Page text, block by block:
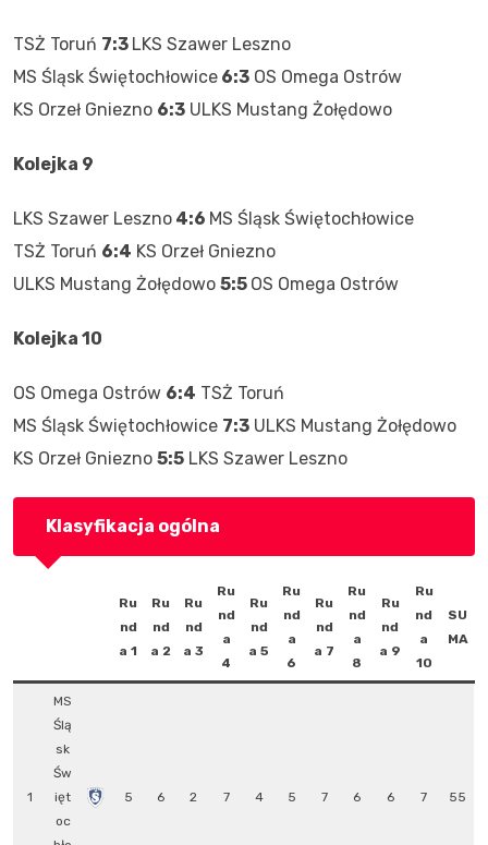
TSŻ Toruń 7:3 LKS Szawer Leszno
MS Śląsk Świętochłowice 6:3 OS Omega Ostrów
KS Orzeł Gniezno 6:3 ULKS Mustang Żołędowo
Kolejka 9
LKS Szawer Leszno 4:6 MS Śląsk Świętochłowice
TSŻ Toruń 6:4 KS Orzeł Gniezno
ULKS Mustang Żołędowo 5:5 OS Omega Ostrów
Kolejka 10
OS Omega Ostrów 6:4 TSŻ Toruń
MS Śląsk Świętochłowice 7:3 ULKS Mustang Żołędowo
KS Orzeł Gniezno 5:5 LKS Szawer Leszno
Klasyfikacja ogólna
Ru
nd
a 1
Ru
nd
a 2
Ru
nd
a 3
Ru
nd
a
4
Ru
nd
a 5
Ru
nd
a
6
Ru
nd
a 7
Ru
nd
a
8
Ru
nd
a 9
Ru
nd
a
10
SU
MA
1
MS
Ślą
sk
Św
ięt
oc
5 6 2 7 4 5 7 6 6 7 55